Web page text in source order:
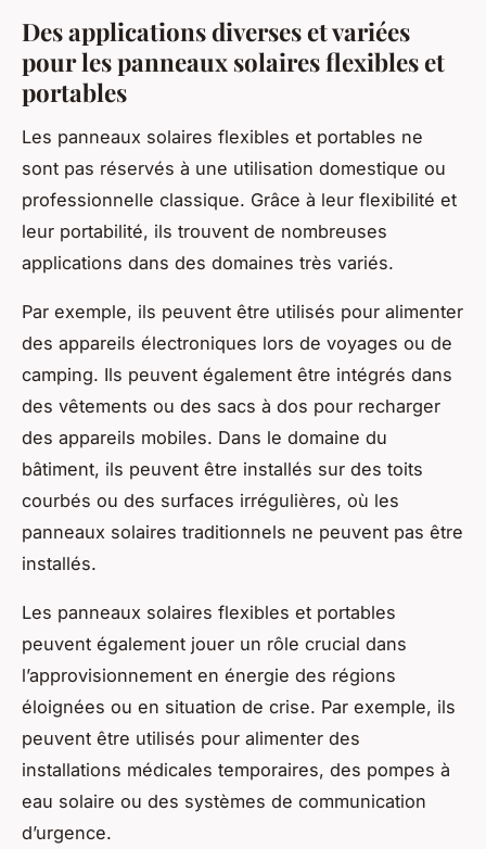
Des applications diverses et variées
pour les panneaux solaires flexibles et
portables
Les panneaux solaires flexibles et portables ne
sont pas réservés à une utilisation domestique ou
professionnelle classique. Grâce à leur flexibilité et
leur portabilité, ils trouvent de nombreuses
applications dans des domaines très variés.
Par exemple, ils peuvent être utilisés pour alimenter
des appareils électroniques lors de voyages ou de
camping. Ils peuvent également être intégrés dans
des vêtements ou des sacs à dos pour recharger
des appareils mobiles. Dans le domaine du
bâtiment, ils peuvent être installés sur des toits
courbés ou des surfaces irrégulières, où les
panneaux solaires traditionnels ne peuvent pas être
installés.
Les panneaux solaires flexibles et portables
peuvent également jouer un rôle crucial dans
l’approvisionnement en énergie des régions
éloignées ou en situation de crise. Par exemple, ils
peuvent être utilisés pour alimenter des
installations médicales temporaires, des pompes à
eau solaire ou des systèmes de communication
d’urgence.